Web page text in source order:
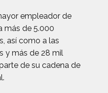
empleador de
más de 5.000
así como a las
y más de 28 mil
de su cadena de